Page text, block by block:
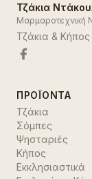
Τζάκια
Μαρμαροτεχνική
Τζάκια & Κήπος
ΠΡΟΪΌΝΤΑ
Τζάκια
Σόμπες
Ψησταριές
Κήπος
Εκκλησιαστικά